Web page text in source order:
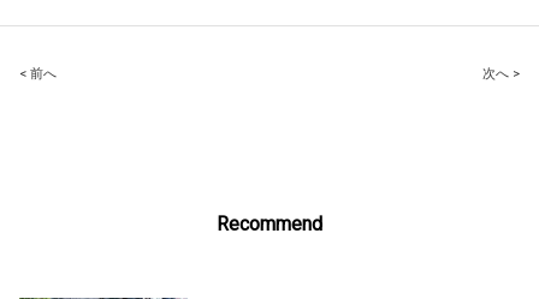
Post
< 前へ 次へ >
Recommend